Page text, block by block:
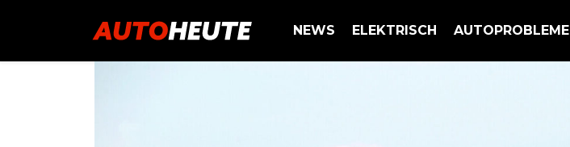
NEWS ELEKTRISCH AUTOPROBLEME